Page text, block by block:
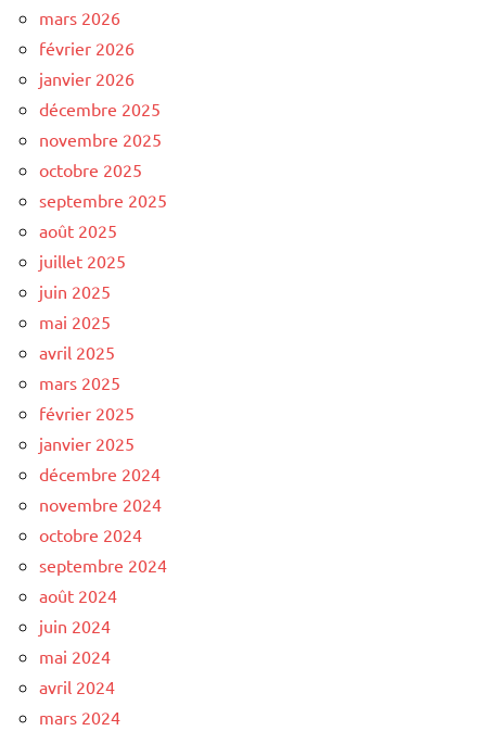
mars 2026
février 2026
janvier 2026
décembre 2025
novembre 2025
octobre 2025
septembre 2025
août 2025
juillet 2025
juin 2025
mai 2025
avril 2025
mars 2025
février 2025
janvier 2025
décembre 2024
novembre 2024
octobre 2024
septembre 2024
août 2024
juin 2024
mai 2024
avril 2024
mars 2024